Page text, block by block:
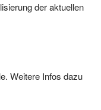
der aktuellen
Weitere Infos dazu